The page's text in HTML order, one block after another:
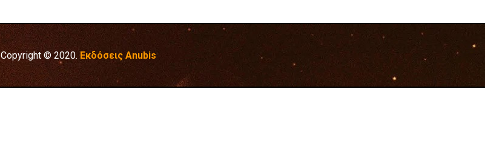
Copyright © 2020. Εκδόσεις Anubis